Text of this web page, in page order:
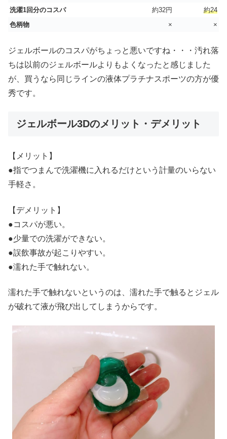
洗濯1回分のコスパ
約32円
約24
色柄物
× ×
ジェルボールのコスパがちょっと悪いですね・・・汚れ落
ちは以前のジェルボールよりもよくなったと感じました
が、買うなら同じラインの液体プラチナスポーツの方が優
秀です。
ジェルボール3Dのメリット・デメリット
【メリット】
●指でつまんで洗濯機に入れるだけという計量のいらない
手軽さ。
【デメリット】
●コスパが悪い。
●少量での洗濯ができない。
●誤飲事故が起こりやすい。
●濡れた手で触れない。
濡れた手で触れないというのは、濡れた手で触るとジェル
が破れて液が飛び出してしまうからです。